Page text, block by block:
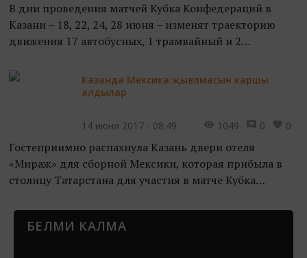
В дни проведения матчей Кубка Конфедераций в
Казани – 18, 22, 24, 28 июня – изменят траекторию
движения 17 автобусных, 1 трамвайный и 2
временно будет сн...Казанда Мексика җыелмасын каршы
алдылар
14 июня 2017 - 08:49 1049 0 0
Гостеприимно распахнула Казань двери отеля
«Мираж» для сборной Мексики, которая прибыла в
столицу Татарстана для участия в матче Кубка
В официальном...
БЕЛМИ КАЛМА